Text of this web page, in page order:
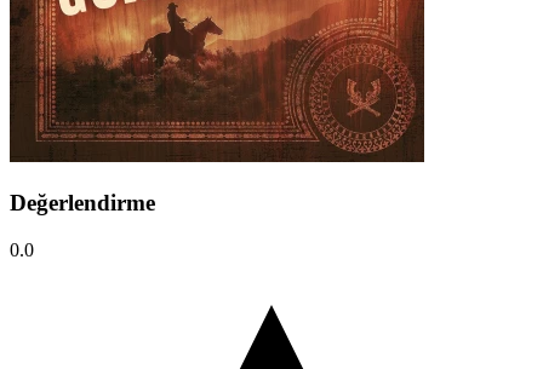
Değerlendirme
0.0